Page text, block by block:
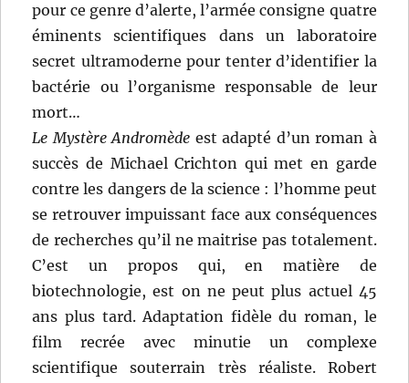
pour ce genre d’alerte, l’armée consigne quatre
éminents scientifiques dans un laboratoire
secret ultramoderne pour tenter d’identifier la
bactérie ou l’organisme responsable de leur
mort…
Le Mystère Andromède est adapté d’un roman à
succès de Michael Crichton qui met en garde
contre les dangers de la science : l’homme peut
se retrouver impuissant face aux conséquences
de recherches qu’il ne maitrise pas totalement.
C’est un propos qui, en matière de
biotechnologie, est on ne peut plus actuel 45
ans plus tard. Adaptation fidèle du roman, le
film recrée avec minutie un complexe
scientifique souterrain très réaliste. Robert